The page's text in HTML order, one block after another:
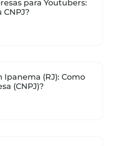
para Youtubers:
(RJ): Como
(CNPJ)?